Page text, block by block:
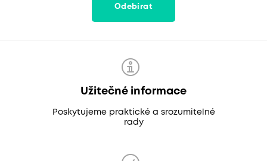
Odebírat
Užitečné informace
Poskytujeme praktické a srozumitelné
rady